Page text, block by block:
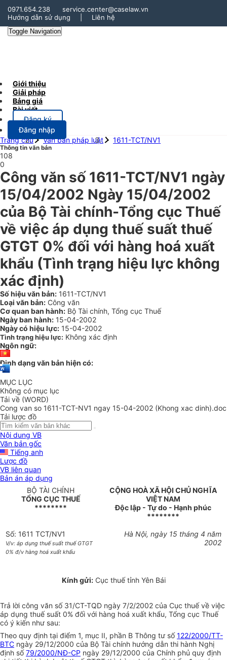
0971.654.238
service.center@caselaw.vn
Hướng dẫn sử dụng
Liên hệ
Toggle Navigation
Giới thiệu
Giải pháp
Bảng giá
Bài viết
Đăng ký
Đăng nhập
Trang chủ
Văn bản pháp luật 1611-TCT/NV1
Thông tin văn bản
108
0
Công văn số 1611-TCT/NV1 ngày
15/04/2002 Ngày 15/04/2002
của Bộ Tài chính-Tổng cục Thuế
về việc áp dụng thuế suất thuế
GTGT 0% đối với hàng hoá xuất
khẩu (Tình trạng hiệu lực không
xác định)
Số hiệu văn bản: 1611-TCT/NV1
Loại văn bản: Công văn
Cơ quan ban hành: Bộ Tài chính, Tổng cục Thuế
Ngày ban hành: 15-04-2002
Ngày có hiệu lực: 15-04-2002
Tình trạng hiệu lực: Không xác định
Ngôn ngữ:
Định dạng văn bản hiện có:
MỤC LỤC
Không có mục lục
Tải về (WORD)
Cong van so 1611-TCT-NV1 ngay 15-04-2002 (Khong xac dinh).doc
Tải lược đồ
Nội dung VB
Văn bản gốc
Tiếng anh
Lược đồ
VB liên quan
Bản án áp dụng
BỘ TÀI CHÍNH
TỔNG CỤC THUẾ
********
CỘNG HOÀ XÃ HỘI CHỦ NGHĨA
VIỆT NAM
Độc lập - Tự do - Hạnh phúc
********
Số: 1611 TCT/NV1
V/v: áp dụng thuế suất thuế GTGT
0% đ/v hàng hoá xuất khẩu
Hà Nội, ngày 15 tháng 4 năm
2002
Kính gửi:Cục thuế tỉnh Yên Bái
Trả lời công văn số 31/CT-TQD ngày 7/2/2002 của Cục thuế về việc
áp dụng thuế suất 0% đối với hàng hoá xuất khẩu, Tổng cục Thuế
có ý kiến như sau:
Theo quy định tại điểm 1, mục II, phần B Thông tư số122/2000/TT-
BTC ngày 29/12/2000 của Bộ Tài chính hướng dẫn thi hành Nghị
định số79/2000/NĐ-CP ngày 29/12/2000 của Chính phủ quy định